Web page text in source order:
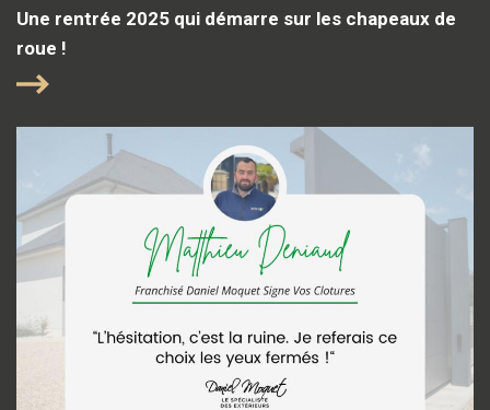
Une rentrée 2025 qui démarre sur les chapeaux de
roue !